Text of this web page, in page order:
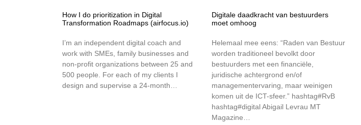
How I do prioritization in Digital
Transformation Roadmaps (airfocus.io)
I’m an independent digital coach and
work with SMEs, family businesses and
non-profit organizations between 25 and
500 people. For each of my clients I
design and supervise a 24-month…
Digitale daadkracht van bestuurders
moet omhoog
Helemaal mee eens: “Raden van Bestuur
worden traditioneel bevolkt door
bestuurders met een financiële,
juridische achtergrond en/of
managementervaring, maar weinigen
komen uit de ICT-sfeer.” hashtag#RvB
hashtag#digital Abigail Levrau MT
Magazine…